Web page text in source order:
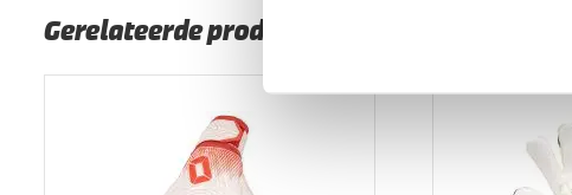
Gerelateerde producten